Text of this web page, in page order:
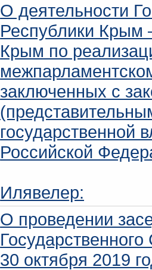
О деятельности
Республики Крым
Крым по
заключенных с
государственной
Российской
Илявелер:
О проведении
30 октября 2019